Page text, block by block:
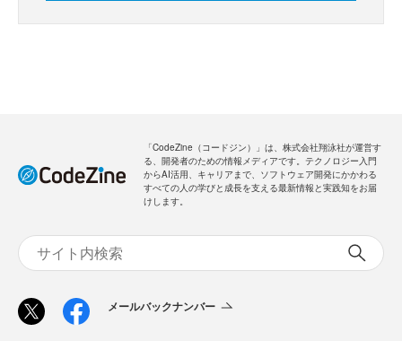
「CodeZine（コードジン）」は、株式会社翔泳社が運営す
る、開発者のための情報メディアです。テクノロジー入門
からAI活用、キャリアまで、ソフトウェア開発にかかわる
すべての人の学びと成長を支える最新情報と実践知をお届
けします。
メールバックナンバー